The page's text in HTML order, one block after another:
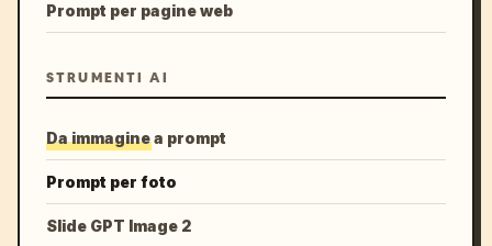
Prompt per pagine web
STRUMENTI AI
Da immagine a prompt
Prompt per foto
Slide GPT Image 2